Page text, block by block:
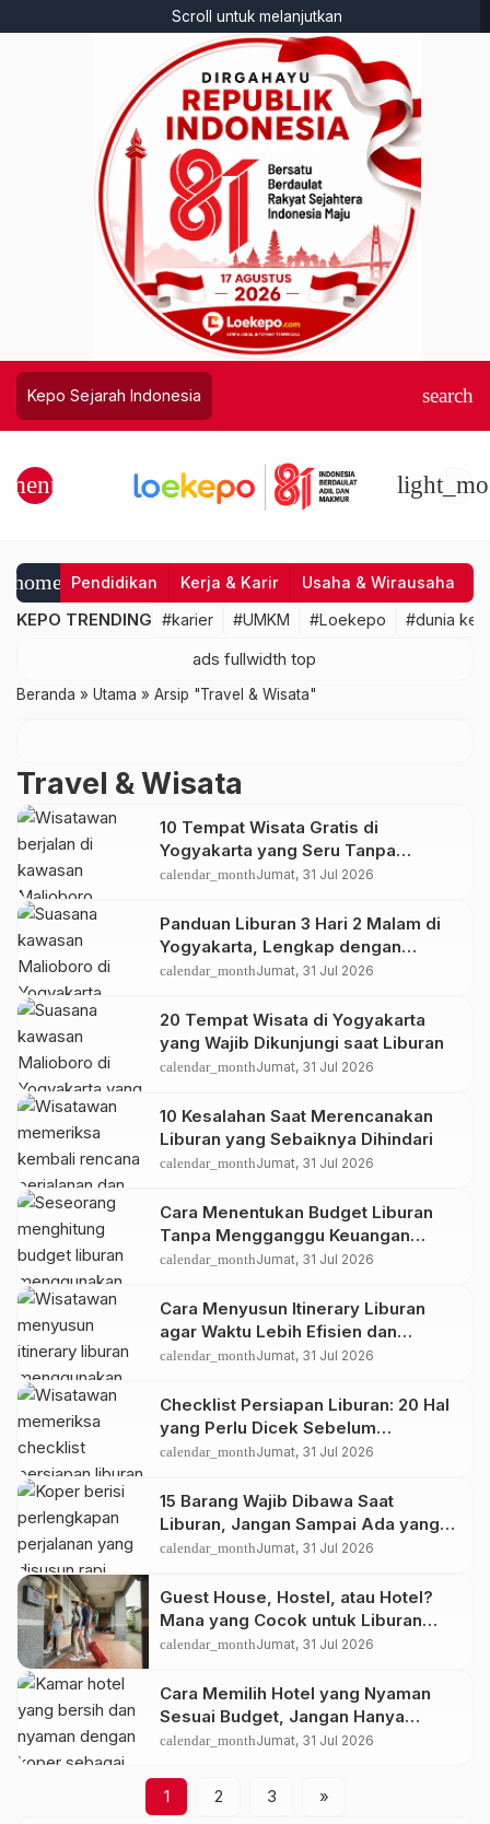
Scroll untuk melanjutkan
Kepo Sejarah Indonesia search
menu
home Pendidikan Kerja & Karir Usaha & Wirausaha
KEPO TRENDING #karier #UMKM #Loekepo #dunia
Beranda » Utama » Arsip "Travel & Wisata"
Travel & Wisata
10 Tempat Wisata Gratis di
Yogyakarta yang Seru Tanpa
Menguras Kantong
calendar_monthJumat, 31 Jul 2026
Panduan Liburan 3 Hari 2 Malam di
Yogyakarta, Lengkap dengan
Itinerary dan Estimasi Biaya
calendar_monthJumat, 31 Jul 2026
20 Tempat Wisata di Yogyakarta
yang Wajib Dikunjungi saat Liburan
calendar_monthJumat, 31 Jul 2026
10 Kesalahan Saat Merencanakan
Liburan yang Sebaiknya Dihindari
calendar_monthJumat, 31 Jul 2026
Cara Menentukan Budget Liburan
Tanpa Mengganggu Keuangan
Bulanan
calendar_monthJumat, 31 Jul 2026
Cara Menyusun Itinerary Liburan
agar Waktu Lebih Efisien dan
Perjalanan Makin Maksimal
calendar_monthJumat, 31 Jul 2026
Checklist Persiapan Liburan: 20 Hal
yang Perlu Dicek Sebelum
Berangkat
calendar_monthJumat, 31 Jul 2026
15 Barang Wajib Dibawa Saat
Liburan, Jangan Sampai Ada yang
Tertinggal
calendar_monthJumat, 31 Jul 2026
Guest House, Hostel, atau Hotel?
Mana yang Cocok untuk Liburan
Anda?
calendar_monthJumat, 31 Jul 2026
Cara Memilih Hotel yang Nyaman
Sesuai Budget, Jangan Hanya
Tergiur Harga Murah
calendar_monthJumat, 31 Jul 2026
1 2 3 »